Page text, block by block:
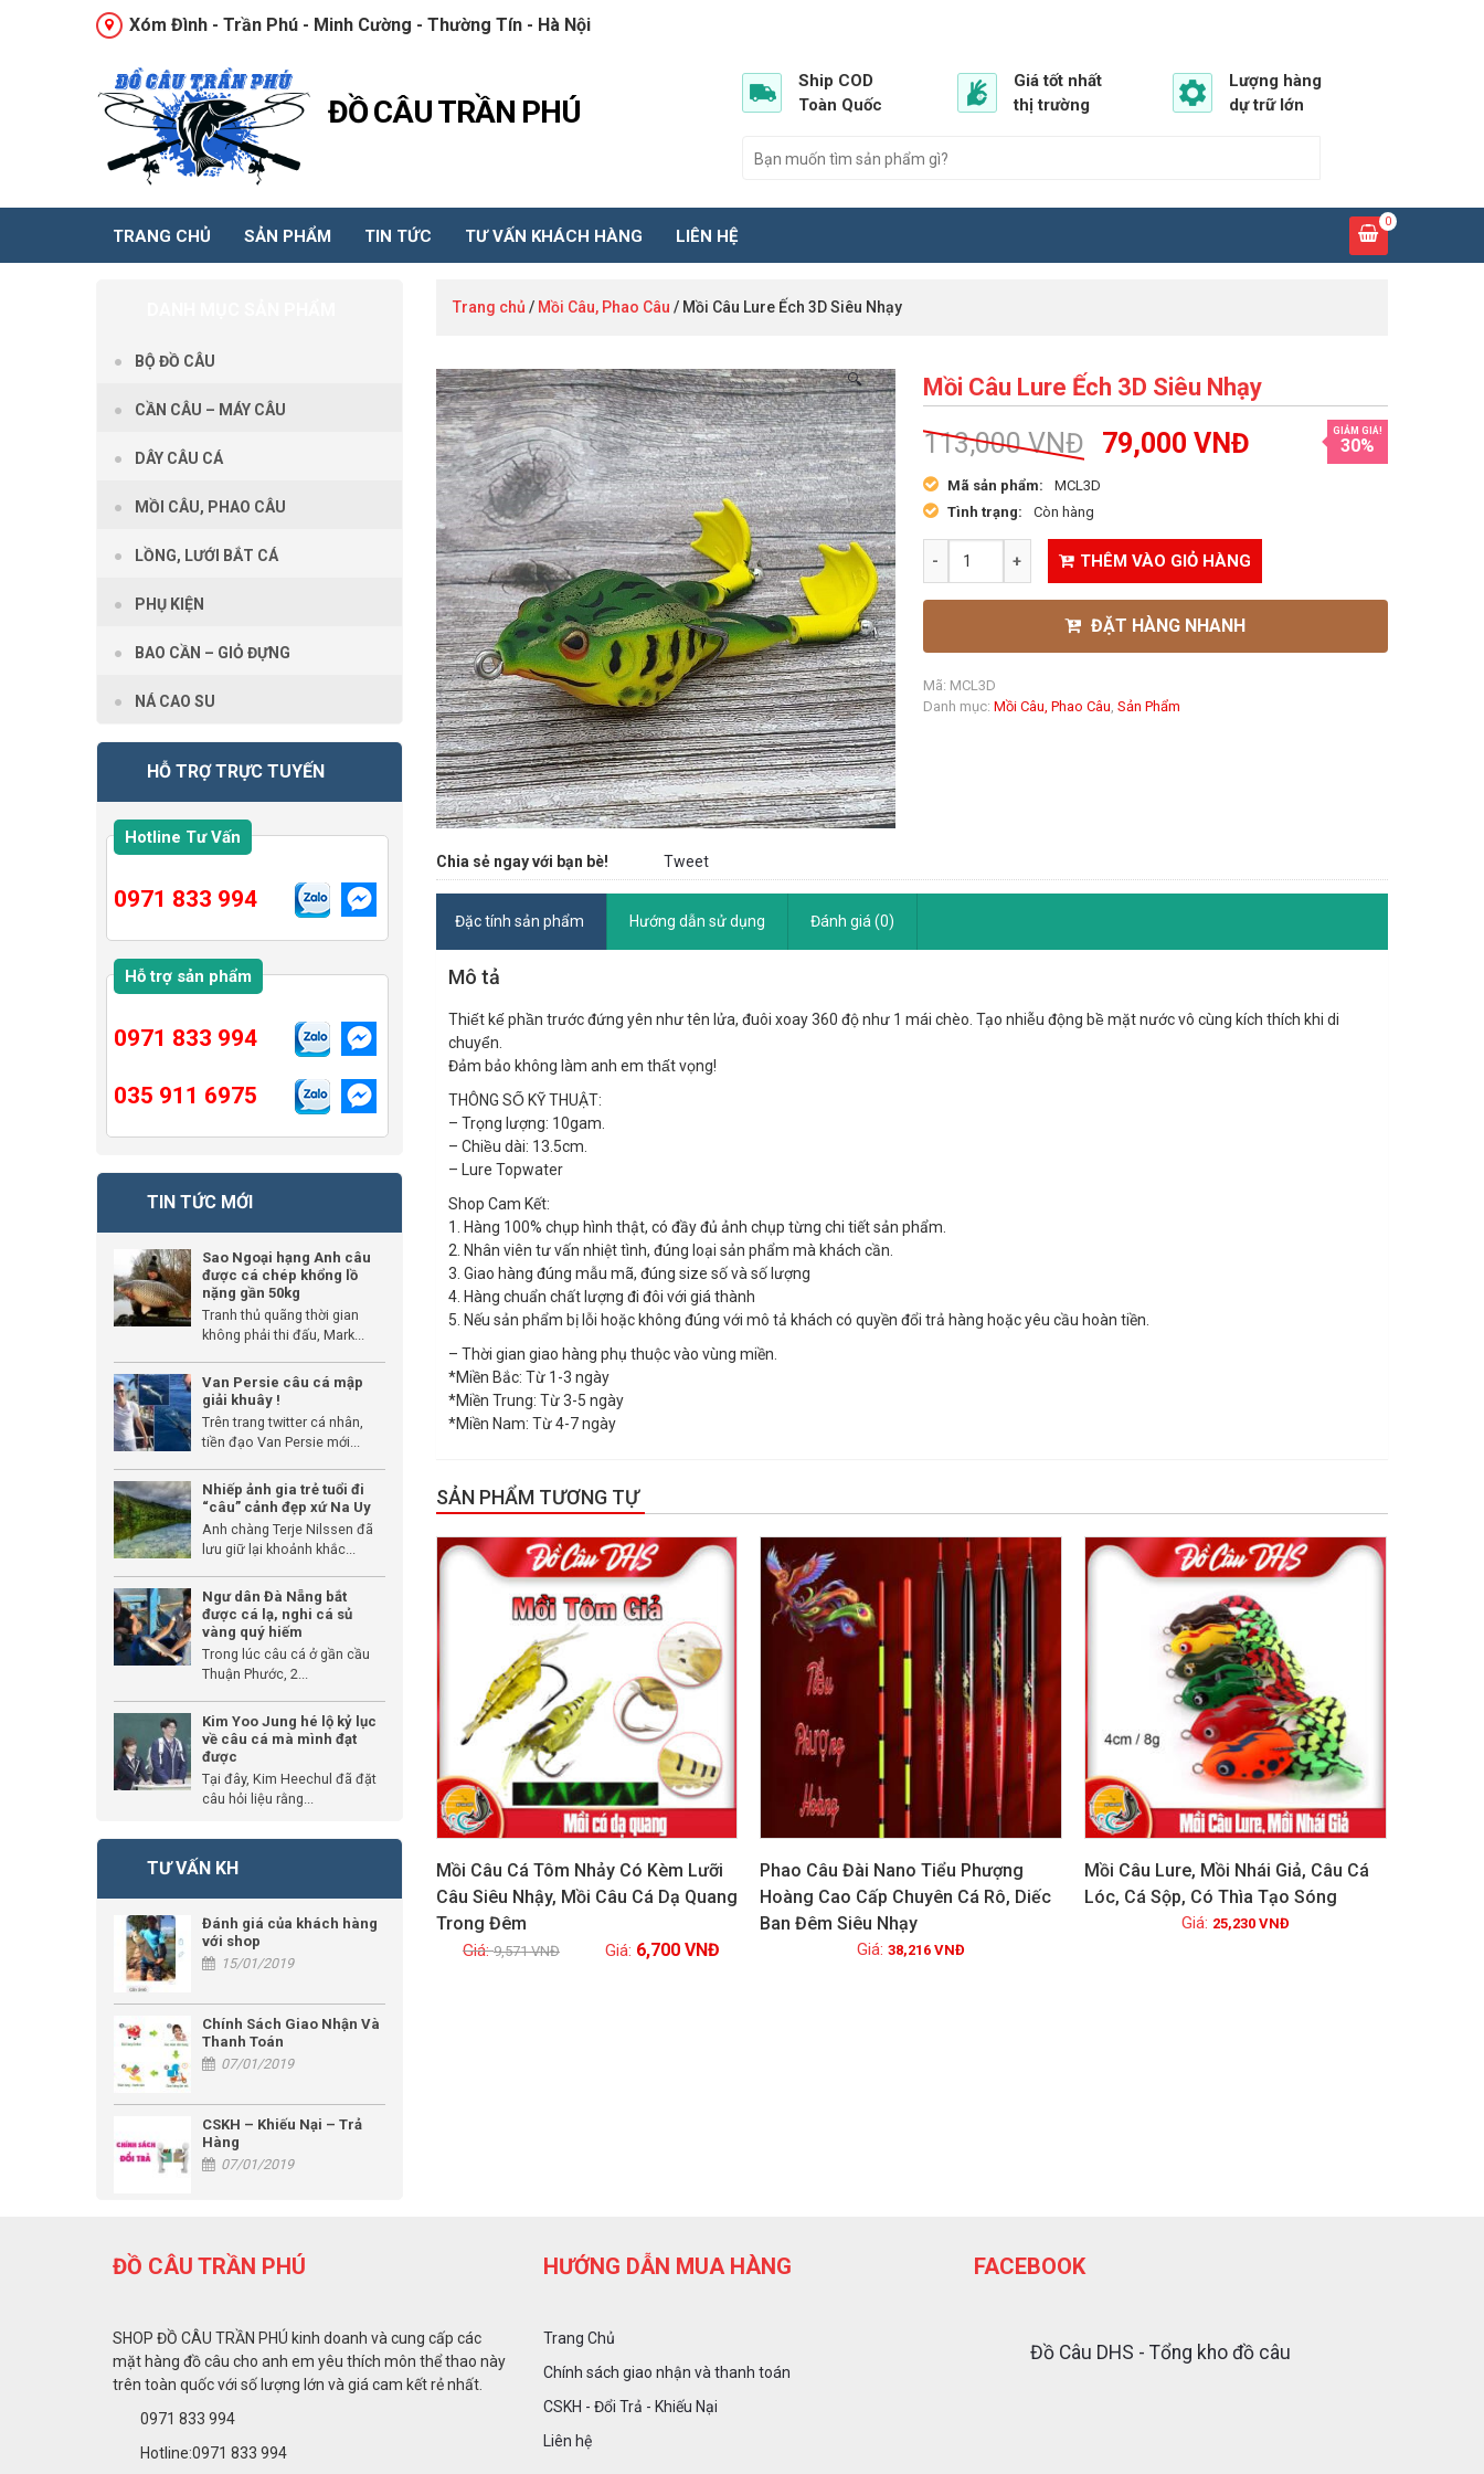
Xóm Đình - Trần Phú - Minh Cường - Thường Tín - Hà Nội
ĐỒ CÂU TRẦN PHÚ
Ship COD
Toàn Quốc
Giá tốt nhất
thị trường
Lượng hàng
dự trữ lớn
TRANG CHỦ SẢN PHẨM TIN TỨC TƯ VẤN KHÁCH HÀNG LIÊN HỆ
0
Trang chủ / Mồi Câu, Phao Câu / Mồi Câu Lure Ếch 3D Siêu Nhạy
🔍 Mồi Câu Lure Ếch 3D Siêu Nhạy
113,000VNĐ 79,000 VNĐ GIẢM GIÁ!
30%
Mã sản phẩm:
MCL3D
Tình trạng:
Còn hàng
THÊM VÀO GIỎ HÀNG
ĐẶT HÀNG NHANH
Mã: MCL3D
Danh mục: Mồi Câu, Phao Câu, Sản Phẩm
Chia sẻ ngay với bạn bè! Tweet
Đặc tính sản phẩm Hướng dẫn sử dụng Đánh giá (0)
Mô tả
Thiết kế phần trước đứng yên như tên lửa, đuôi xoay 360 độ như 1 mái chèo. Tạo nhiễu động bề mặt nước vô cùng kích thích khi di
chuyển.
Đảm bảo không làm anh em thất vọng!
THÔNG SỐ KỸ THUẬT:
– Trọng lượng: 10gam.
– Chiều dài: 13.5cm.
– Lure Topwater
Shop Cam Kết:
1. Hàng 100% chụp hình thật, có đầy đủ ảnh chụp từng chi tiết sản phẩm.
2. Nhân viên tư vấn nhiệt tình, đúng loại sản phẩm mà khách cần.
3. Giao hàng đúng mẫu mã, đúng size số và số lượng
4. Hàng chuẩn chất lượng đi đôi với giá thành
5. Nếu sản phẩm bị lỗi hoặc không đúng với mô tả khách có quyền đổi trả hàng hoặc yêu cầu hoàn tiền.
– Thời gian giao hàng phụ thuộc vào vùng miền.
*Miền Bắc: Từ 1-3 ngày
*Miền Trung: Từ 3-5 ngày
*Miền Nam: Từ 4-7 ngày
SẢN PHẨM TƯƠNG TỰ
GIẢM GIÁ!
Mồi Câu Cá Tôm Nhảy Có Kèm Lưỡi
Câu Siêu Nhậy, Mồi Câu Cá Dạ Quang
Trong Đêm
9,571VNĐ 6,700 VNĐ
Xem chi tiết
Phao Câu Đài Nano Tiểu Phượng
Hoàng Cao Cấp Chuyên Cá Rô, Diếc
Ban Đêm Siêu Nhạy
38,216VNĐ
Xem chi tiết
Mồi Câu Lure, Mồi Nhái Giả, Câu Cá
Lóc, Cá Sộp, Có Thìa Tạo Sóng
25,230VNĐ
BỘ ĐỒ CÂU
CẦN CÂU – MÁY CÂU
DÂY CÂU CÁ
MỒI CÂU, PHAO CÂU
LỒNG, LƯỚI BẮT CÁ
PHỤ KIỆN
BAO CẦN – GIỎ ĐỰNG
NÁ CAO SU
HỖ TRỢ TRỰC TUYẾN
Hotline Tư Vấn
0971 833 994
Hỗ trợ sản phẩm
0971 833 994
035 911 6975
TIN TỨC MỚI
Sao Ngoại hạng Anh câu
được cá chép khổng lồ
nặng gần 50kg
Tranh thủ quãng thời gian
không phải thi đấu, Mark...
Van Persie câu cá mập
giải khuây !
Trên trang twitter cá nhân,
tiền đạo Van Persie mới...
Nhiếp ảnh gia trẻ tuổi đi
“câu” cảnh đẹp xứ Na Uy
Anh chàng Terje Nilssen đã
lưu giữ lại khoảnh khắc...
Ngư dân Đà Nẵng bắt
được cá lạ, nghi cá sủ
vàng quý hiếm
Trong lúc câu cá ở gần cầu
Thuận Phước, 2...
Kim Yoo Jung hé lộ kỷ lục
về câu cá mà mình đạt
được
Tại đây, Kim Heechul đã đặt
câu hỏi liệu rằng...
TƯ VẤN KH
Đánh giá của khách hàng
với shop
15/01/2019
Chính Sách Giao Nhận Và
Thanh Toán
07/01/2019
CSKH – Khiếu Nại – Trả
Hàng
07/01/2019
ĐỒ CÂU TRẦN PHÚ
SHOP ĐỒ CÂU TRẦN PHÚ kinh doanh và cung cấp các
mặt hàng đồ câu cho anh em yêu thích môn thể thao này
trên toàn quốc với số lượng lớn và giá cam kết rẻ nhất.
0971 833 994
Hotline:0971 833 994
HƯỚNG DẪN MUA HÀNG
Trang Chủ
Chính sách giao nhận và thanh toán
CSKH - Đổi Trả - Khiếu Nại
Liên hệ
FACEBOOK
Đồ Câu DHS - Tổng kho đồ câu